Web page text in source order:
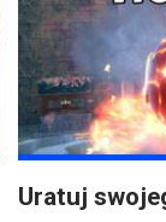
Uratuj